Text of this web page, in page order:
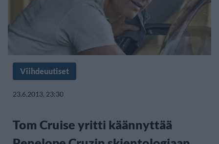
Viihdeuutiset
23.6.2013, 23:30
Tom Cruise yritti käännyttää